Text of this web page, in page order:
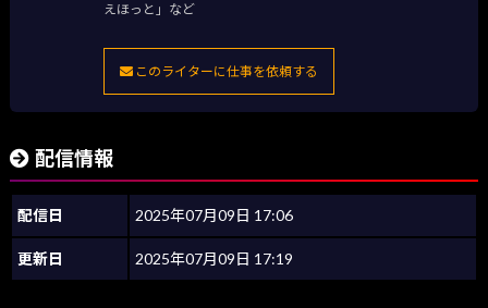
えほっと」など
このライターに仕事を依頼する
配信情報
配信日 2025年07月09日 17:06
更新日 2025年07月09日 17:19